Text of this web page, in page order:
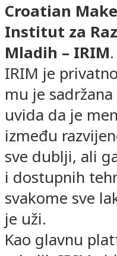
Croatian
Institut za
Mladih – IRIM.
IRIM je
mu je
uvida da je
između
sve dublji, ali
i dostupnih
svakome sve
je uži.
Kao glavnu